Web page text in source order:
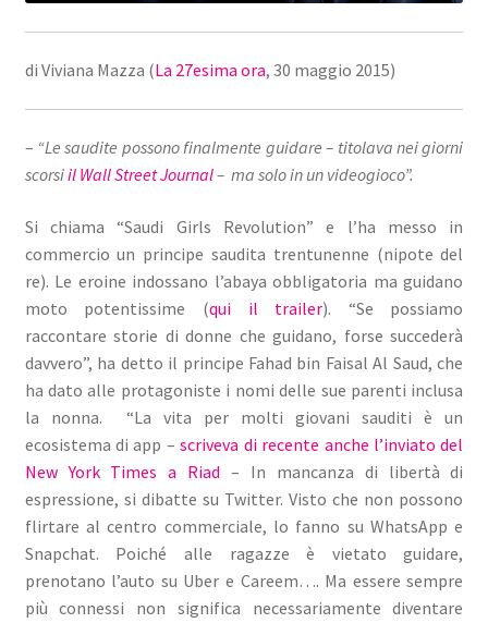
di Viviana Mazza (La 27esima ora, 30 maggio 2015)
– “Le saudite possono finalmente guidare – titolava nei giorni
scorsiil Wall Street Journal– ma solo in un videogioco”.
Si chiama “Saudi Girls Revolution” e l’ha messo in
commercio un principe saudita trentunenne (nipote del
re). Le eroine indossano l’abaya obbligatoria ma guidano
moto potentissime (qui il trailer). “Se possiamo
raccontare storie di donne che guidano, forse succederà
davvero”, ha detto il principe Fahad bin Faisal Al Saud, che
ha dato alle protagoniste i nomi delle sue parenti inclusa
la nonna. “La vita per molti giovani sauditi è un
ecosistema di app –scriveva di recente anche l’inviato del
New York Times a Riad – In mancanza di libertà di
espressione, si dibatte su Twitter. Visto che non possono
flirtare al centro commerciale, lo fanno su WhatsApp e
Snapchat. Poiché alle ragazze è vietato guidare,
prenotano l’auto su Uber e Careem…. Ma essere sempre
più connessi non significa necessariamente diventare